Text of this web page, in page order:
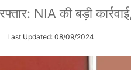
NIA की बड़ी
Last Updated: 08/09/2024